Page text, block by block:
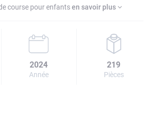
course pour enfantsen savoir plus
2024
Année
219
Pièces